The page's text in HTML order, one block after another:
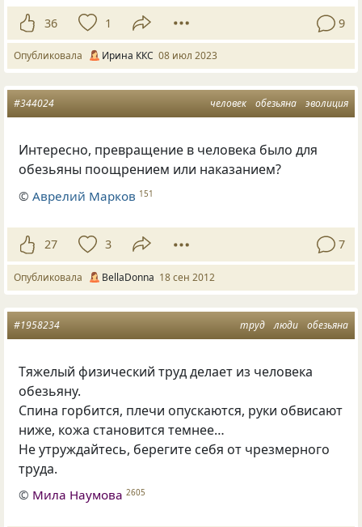
36 1 9
Опубликовала Ирина ККС 08 июл 2023
человек обезьяна эволиция
#344024
Интересно, превращение в человека было для
обезьяны поощрением или наказанием?
©Аврелий Марков 151
27 3 7
Опубликовала BellaDonna 18 сен 2012
труд люди обезьяна
#1958234
Тяжелый физический труд делает из человека
обезьяну.
Спина горбится, плечи опускаются, руки обвисают
ниже, кожа становится темнее…
Не утруждайтесь, берегите себя от чрезмерного
труда.
© Мила Наумова 2605